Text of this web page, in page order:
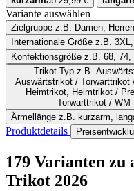
Variante auswählen
Zielgruppe z.B. Damen,
Internationale Größe z.B.
Konfektionsgröße z.B. 68, 74,
Trikot-Typ
Auswärtstrikot /
Heimtrikot, Heimtrikot /
Torwarttrikot /
Ärmellänge z.B. kurzarm,
Produktdetails
179 Varianten zu
Trikot 2026